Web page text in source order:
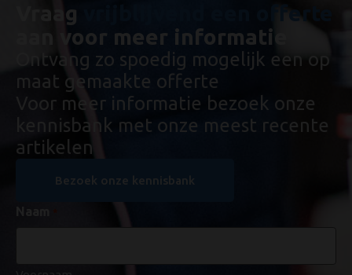
Vraag
vrijblijvend een offerte
aan voor meer informatie
Ontvang zo spoedig mogelijk een op
maat gemaakte offerte
Voor meer informatie bezoek onze
kennisbank met onze meest recente
artikelen
Bezoek onze kennisbank